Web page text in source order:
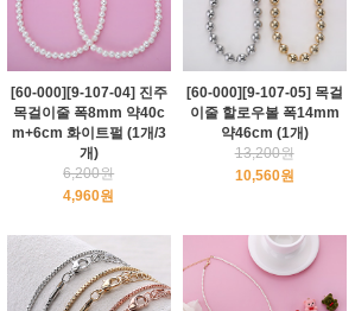
[60-000][9-107-04] 진주
목걸이줄 폭8mm 약40c
m+6cm 화이트펄 (1개/3
개)
6,200원
4,960원
[60-000][9-107-05] 목걸
이줄 할로우볼 폭14mm
약46cm (1개)
13,200원
10,560원